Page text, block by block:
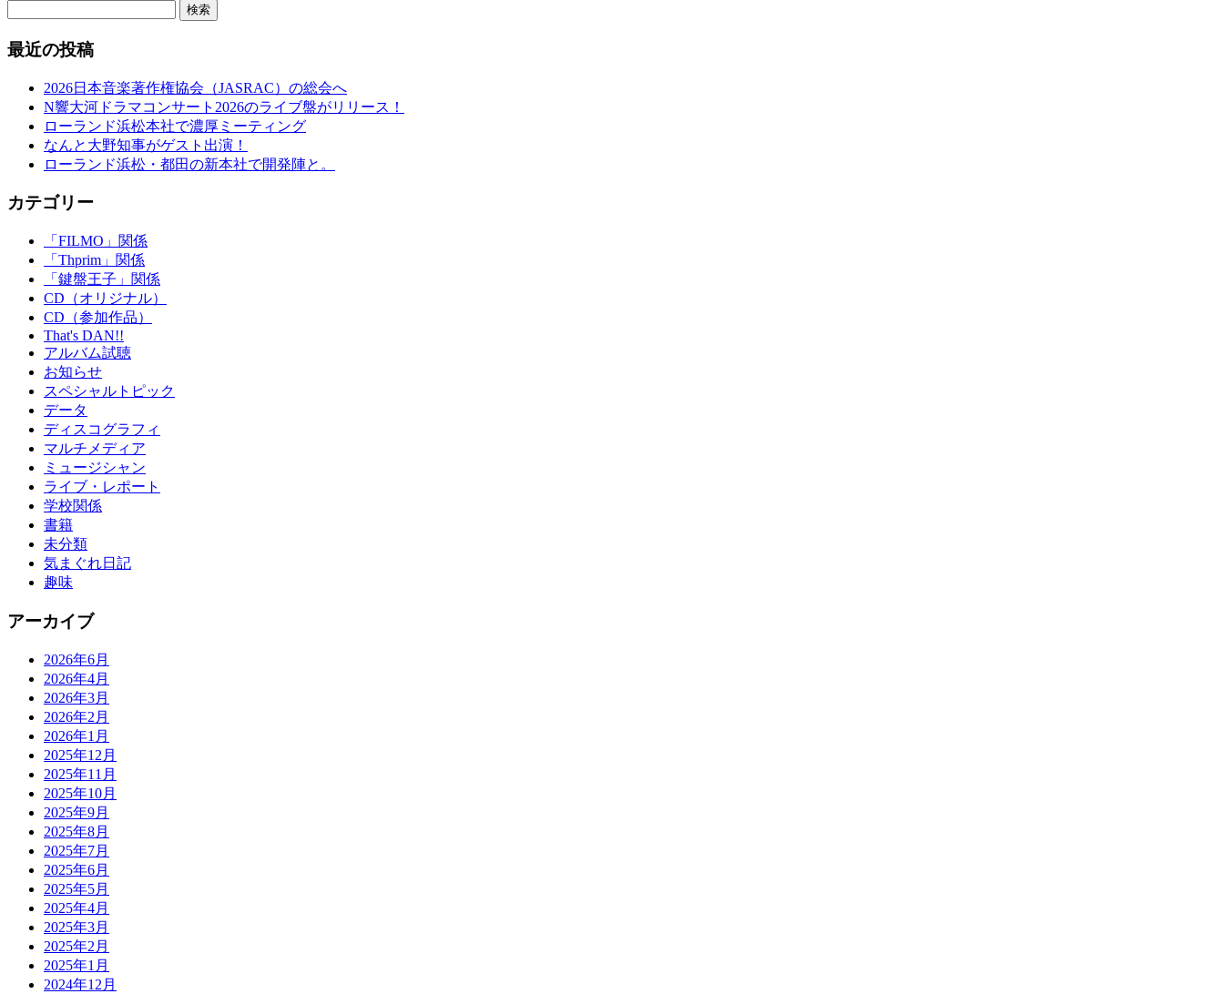
検索
最近の投稿
2026日本音楽著作権協会（JASRAC）の総会へ
N響大河ドラマコンサート2026のライブ盤がリリース！
ローランド浜松本社で濃厚ミーティング
なんと大野知事がゲスト出演！
ローランド浜松・都田の新本社で開発陣と。
カテゴリー
「FILMO」関係
「Thprim」関係
「鍵盤王子」関係
CD（オリジナル）
CD（参加作品）
That's DAN!!
アルバム試聴
お知らせ
スペシャルトピック
データ
ディスコグラフィ
マルチメディア
ミュージシャン
ライブ・レポート
学校関係
書籍
未分類
気まぐれ日記
趣味
アーカイブ
2026年6月
2026年4月
2026年3月
2026年2月
2026年1月
2025年12月
2025年11月
2025年10月
2025年9月
2025年8月
2025年7月
2025年6月
2025年5月
2025年4月
2025年3月
2025年2月
2025年1月
2024年12月